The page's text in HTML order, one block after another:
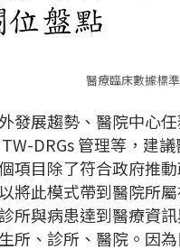
醫療臨床數據標
發展趨勢、醫院中心
DRGs 管理等，建
項目除了符合政府推
將此模式帶到醫院所
所與病患達到醫療資
所、診所、醫院。因